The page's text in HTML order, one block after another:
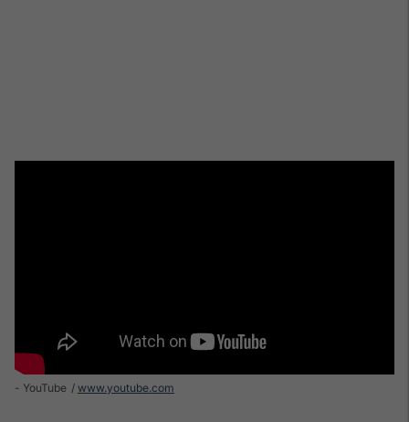
- YouTube www.youtube.com